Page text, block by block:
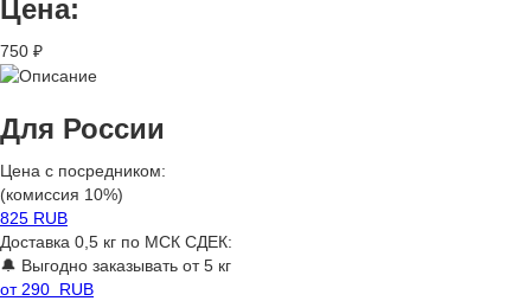
Цена:
750 ₽
Для России
Цена с посредником:
(комиссия 10%)
825 RUB
Доставка 0,5 кг по МСК СДЕК:
🔔 Выгодно заказывать от 5 кг
от 290 RUB